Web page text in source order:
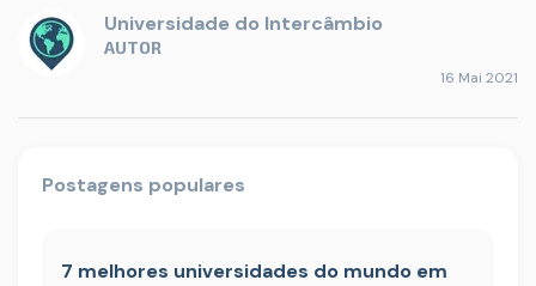
Universidade do Intercâmbio
AUTOR
16 Mai 2021
Postagens populares
7 melhores universidades do mundo em